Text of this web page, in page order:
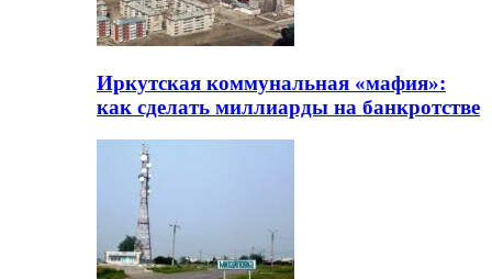
Иркутская коммунальная «мафия»:
как сделать миллиарды на банкротстве